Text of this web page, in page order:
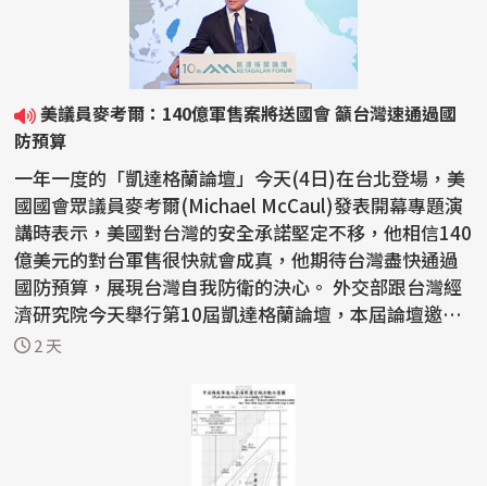
美議員麥考爾：140億軍售案將送國會 籲台灣速通過國
防預算
一年一度的「凱達格蘭論壇」今天(4日)在台北登場，美
國國會眾議員麥考爾(Michael McCaul)發表開幕專題演
講時表示，美國對台灣的安全承諾堅定不移，他相信140
億美元的對台軍售很快就會成真，他期待台灣盡快通過
國防預算，展現台灣自我防衛的決心。 外交部跟台灣經
濟研究院今天舉行第10屆凱達格蘭論壇，本屆論壇邀請
來...2 天